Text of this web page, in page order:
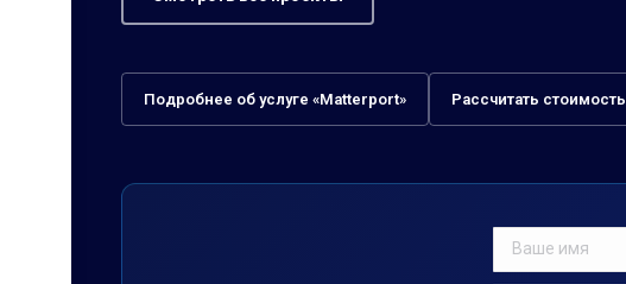
Подробнее об услуге «Matterport» Рассчитать стоимость